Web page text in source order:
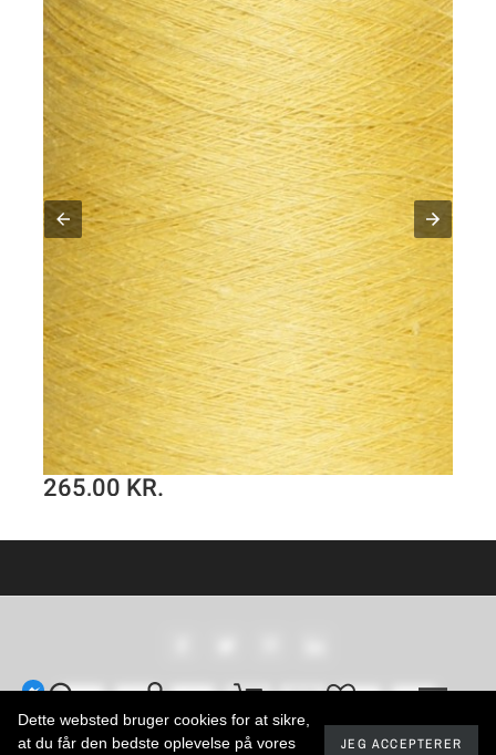
265,00 KR.
2024 - Developed by promokit.eu
Dette websted bruger cookies for at sikre,
at du får den bedste oplevelse på vores
JEG ACCEPTERER